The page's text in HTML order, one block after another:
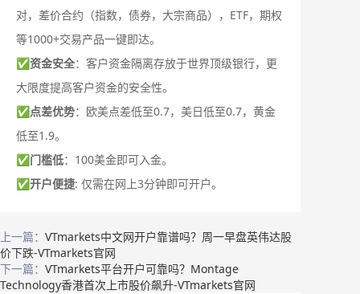
对，差价合约（指数，债券，大宗商品），ETF，期权
等1000+交易产品一键即达。
✅资金安全：客户资金隔离存放于世界顶级银行，更
大限度提高客户资金的安全性。
✅点差优势：欧美点差低至0.7，美日低至0.7，黄金
低至1.9。
✅门槛低：100美金即可入金。
✅开户便捷: 仅需在网上3分钟即可开户。
上一篇： VTmarkets中文网开户靠谱吗？周一早盘英伟达股
价下跌-VTmarkets官网
下一篇： VTmarkets平台开户可靠吗？Montage
Technology香港首次上市股价飙升-VTmarkets官网